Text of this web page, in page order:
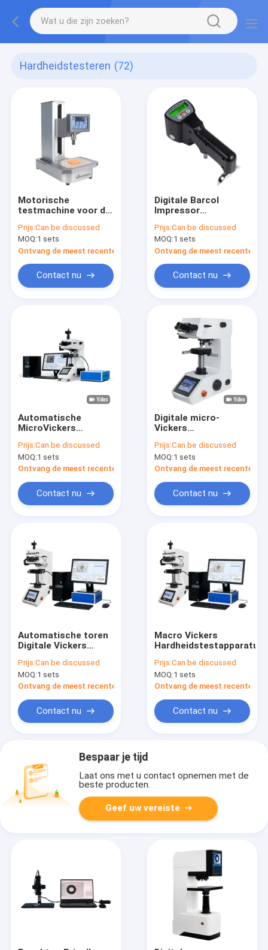
Hardheidstesteren (72)
Motorische
testmachine voor de
Prijs:Can be discussed
MOQ:1 sets
Ontvang de meest recente Prijs
Contact nu
Digitale Barcol
Impressor
Prijs:Can be discussed
MOQ:1 sets
Ontvang de meest recente
Contact nu
Automatische
MicroVickers
Prijs:Can be discussed
MOQ:1 sets
Ontvang de meest recente Prijs
Contact nu
Digitale micro-
Vickers
Prijs:Can be discussed
MOQ:1 sets
Ontvang de meest recente
Contact nu
Automatische toren
Digitale Vickers
Prijs:Can be discussed
MOQ:1 sets
Ontvang de meest recente Prijs
Contact nu
Macro Vickers
Hardheidstestapparatuur
Prijs:Can be discussed
MOQ:1 sets
Ontvang de meest recente
Contact nu
Bespaar je tijd
Laat ons met u contact opnemen met de
beste producten.
Geef uw vereiste